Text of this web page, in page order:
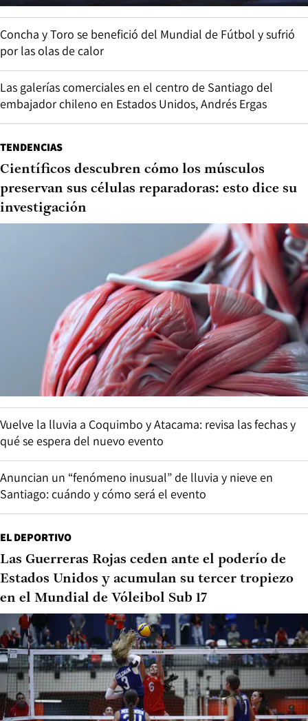
Concha y Toro se benefició del Mundial de Fútbol y sufrió
por las olas de calor
Las galerías comerciales en el centro de Santiago del
embajador chileno en Estados Unidos, Andrés Ergas
TENDENCIAS
Científicos descubren cómo los músculos
preservan sus células reparadoras: esto dice su
investigación
Vuelve la lluvia a Coquimbo y Atacama: revisa las fechas y
qué se espera del nuevo evento
Anuncian un “fenómeno inusual” de lluvia y nieve en
Santiago: cuándo y cómo será el evento
EL DEPORTIVO
Las Guerreras Rojas ceden ante el poderío de
Estados Unidos y acumulan su tercer tropiezo
en el Mundial de Vóleibol Sub 17